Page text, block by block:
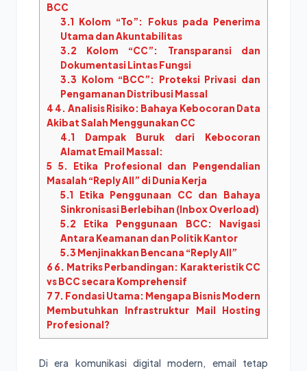
BCC
3.1 Kolom “To”: Fokus pada Penerima
Utama dan Akuntabilitas
3.2 Kolom “CC”: Transparansi dan
Dokumentasi Lintas Fungsi
3.3 Kolom “BCC”: Proteksi Privasi dan
Pengamanan Distribusi Massal
4 4. Analisis Risiko: Bahaya Kebocoran Data
Akibat Salah Menggunakan CC
4.1 Dampak Buruk dari Kebocoran
Alamat Email Massal:
5 5. Etika Profesional dan Pengendalian
Masalah “Reply All” di Dunia Kerja
5.1 Etika Penggunaan CC dan Bahaya
Sinkronisasi Berlebihan (Inbox Overload)
5.2 Etika Penggunaan BCC: Navigasi
Antara Keamanan dan Politik Kantor
5.3 Menjinakkan Bencana “Reply All”
6 6. Matriks Perbandingan: Karakteristik CC
vs BCC secara Komprehensif
7 7. Fondasi Utama: Mengapa Bisnis Modern
Membutuhkan Infrastruktur Mail Hosting
Profesional?
Di era komunikasi digital modern, email tetap